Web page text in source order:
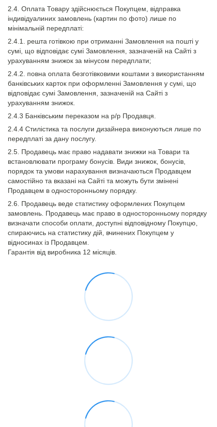
2.4. Оплата Товару здійснюється Покупцем, відправка
індивідуалиних замовлень (картин по фото) лише по
мінімальній передплаті:
2.4.1. решта готівкою при отриманні Замовлення на пошті у
сумі, що відповідає сумі Замовлення, зазначеній на Сайті з
урахуванням знижок за мінусом передплати;
2.4.2. повна оплата безготівковими коштами з використанням
банківських карток при оформленні Замовлення у сумі, що
відповідає сумі Замовлення, зазначеній на Сайті з
урахуванням знижок.
2.4.3 Банківським переказом на р/р Продавця.
2.4.4 Стилістика та послуги дизайнера виконуються лише по
передплаті за дану послугу.
2.5. Продавець має право надавати знижки на Товари та
встановлювати програму бонусів. Види знижок, бонусів,
порядок та умови нарахування визначаються Продавцем
самостійно та вказані на Сайті та можуть бути змінені
Продавцем в односторонньому порядку.
2.6. Продавець веде статистику оформлених Покупцем
замовлень. Продавець має право в односторонньому порядку
визначати способи оплати, доступні відповідному Покупцю,
спираючись на статистику дій, вчинених Покупцем у
відносинах із Продавцем.
Гарантія від виробника 12 місяців.